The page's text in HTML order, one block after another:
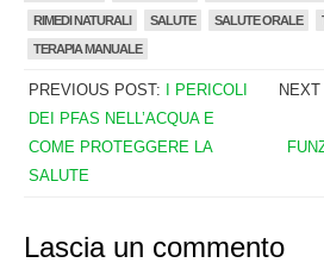
RIMEDI NATURALI
SALUTE SALUTE ORALE
TERAPIA MANUALE
PREVIOUS POST:
I PERICOLI
DEI PFAS NELL’ACQUA E
COME PROTEGGERE LA
SALUTE
Lascia un commento